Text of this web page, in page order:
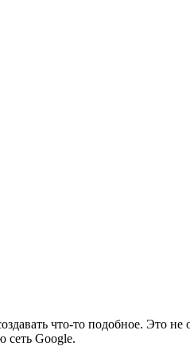
что-то подобное. Это
сеть Google.